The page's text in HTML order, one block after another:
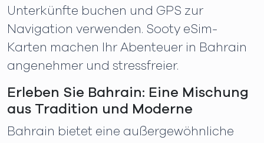
Unterkünfte buchen und GPS zur
Navigation verwenden. Sooty eSim-
Karten machen Ihr Abenteuer in Bahrain
angenehmer und stressfreier.
Erleben Sie Bahrain: Eine Mischung
aus Tradition und Moderne
Bahrain bietet eine außergewöhnliche